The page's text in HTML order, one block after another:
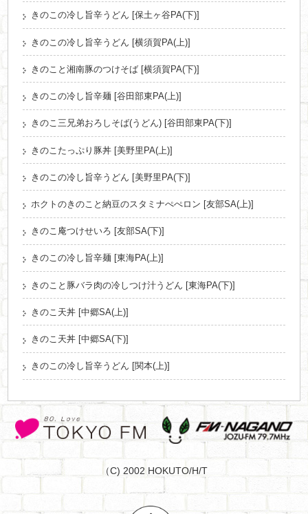
きのこの冷し旨辛うどん [保土ヶ谷PA(下)]
きのこの冷し旨辛うどん [横須賀PA(上)]
きのこと湘南豚のつけそば [横須賀PA(下)]
きのこの冷し旨辛麺 [谷田部東PA(上)]
きのこ三兄弟おろしそば(うどん) [谷田部東PA(下)]
きのこたっぷり豚丼 [美野里PA(上)]
きのこの冷し旨辛うどん [美野里PA(下)]
ホクトのきのこと納豆のスタミナぺぺロン [友部SA(上)]
きのこ庵つけせいろ [友部SA(下)]
きのこの冷し旨辛麺 [東海PA(上)]
きのこと豚バラ肉の冷しつけ汁うどん [東海PA(下)]
きのこ天丼 [中郷SA(上)]
きのこ天丼 [中郷SA(下)]
きのこの冷し旨辛うどん [関本(上)]
（C) 2002 HOKUTO/H/T